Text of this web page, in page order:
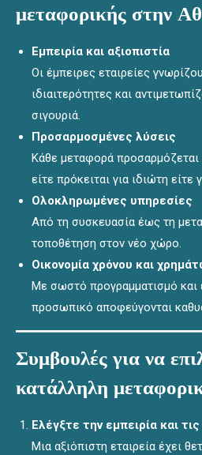
μεταφορικής στην
Εμπειρία και αξιοπιστία
Οι έμπειρες εταιρείες
ιδιαιτερότητες και
σιγουριά.
Προσαρμοσμένες λύσεις
Κάθε μεταφορά προσαρμόζεται
είτε πρόκειται για ιδιώτη είτε
Ολοκληρωμένες υπηρεσίες
Από τη συσκευασία έως τη
τοποθέτηση στον νέο χώρο.
Οικονομία χρόνου και
Με σωστό προγραμματισμό και
προσωπικό αποφεύγονται
Συμβουλές για να
κατάλληλη
Ελέγξτε την εμπειρία και τις
Μια αξιόπιστη εταιρεία έχει